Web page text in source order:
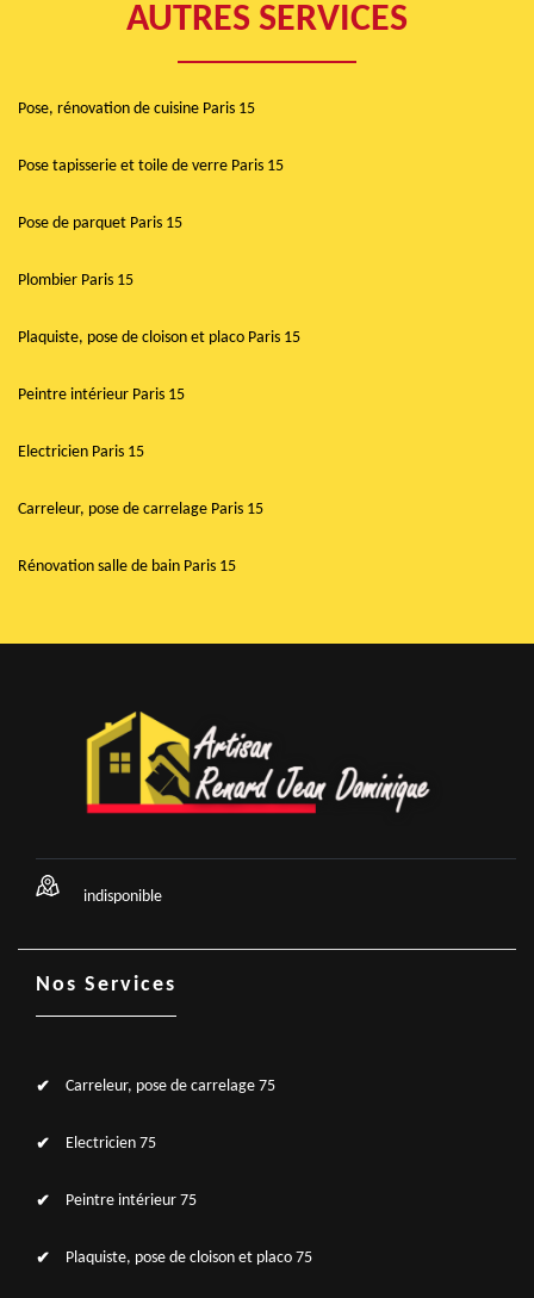
AUTRES SERVICES
Pose, rénovation de cuisine Paris 15
Pose tapisserie et toile de verre Paris 15
Pose de parquet Paris 15
Plombier Paris 15
Plaquiste, pose de cloison et placo Paris 15
Peintre intérieur Paris 15
Electricien Paris 15
Carreleur, pose de carrelage Paris 15
Rénovation salle de bain Paris 15
indisponible
Nos Services
Carreleur, pose de carrelage 75
Electricien 75
Peintre intérieur 75
Plaquiste, pose de cloison et placo 75